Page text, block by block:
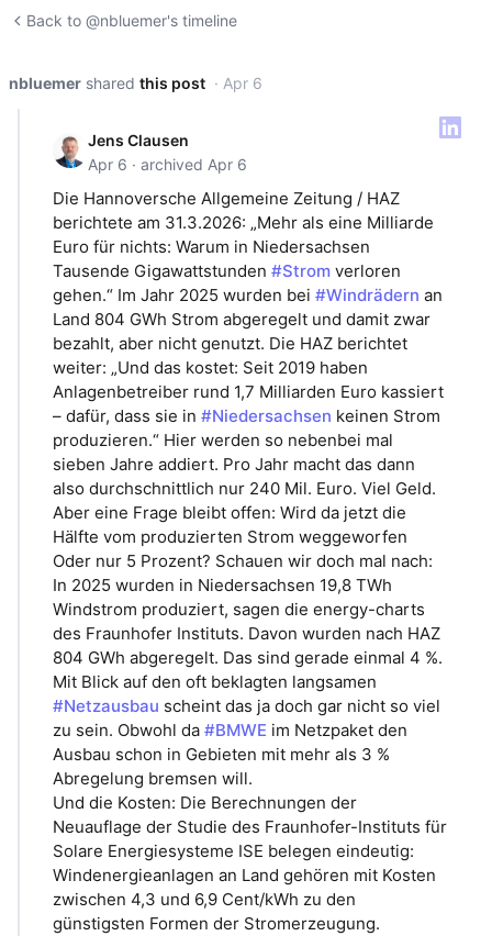
Back to @nbluemer's timeline
nbluemer shared this post · Apr 6
Jens Clausen
Apr 6 · archived Apr 6
Die Hannoversche Allgemeine Zeitung / HAZ
berichtete am 31.3.2026: „Mehr als eine Milliarde
Euro für nichts: Warum in Niedersachsen
Tausende Gigawattstunden #Strom verloren
gehen.“ Im Jahr 2025 wurden bei #Windrädern an
Land 804 GWh Strom abgeregelt und damit zwar
bezahlt, aber nicht genutzt. Die HAZ berichtet
weiter: „Und das kostet: Seit 2019 haben
Anlagenbetreiber rund 1,7 Milliarden Euro kassiert
– dafür, dass sie in #Niedersachsen keinen Strom
produzieren.“ Hier werden so nebenbei mal
sieben Jahre addiert. Pro Jahr macht das dann
also durchschnittlich nur 240 Mil. Euro. Viel Geld.
Aber eine Frage bleibt offen: Wird da jetzt die
Hälfte vom produzierten Strom weggeworfen
Oder nur 5 Prozent? Schauen wir doch mal nach:
In 2025 wurden in Niedersachsen 19,8 TWh
Windstrom produziert, sagen die energy-charts
des Fraunhofer Instituts. Davon wurden nach HAZ
804 GWh abgeregelt. Das sind gerade einmal 4 %.
Mit Blick auf den oft beklagten langsamen
#Netzausbau scheint das ja doch gar nicht so viel
zu sein. Obwohl da #BMWE im Netzpaket den
Ausbau schon in Gebieten mit mehr als 3 %
Abregelung bremsen will.
Und die Kosten: Die Berechnungen der
Neuauflage der Studie des Fraunhofer-Instituts für
Solare Energiesysteme ISE belegen eindeutig:
Windenergieanlagen an Land gehören mit Kosten
zwischen 4,3 und 6,9 Cent/kWh zu den
günstigsten Formen der Stromerzeugung.